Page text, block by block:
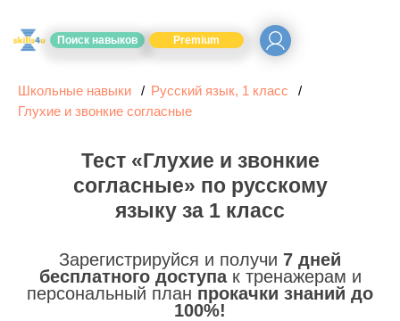
Поиск навыков Premium
Школьные навыки
Русский язык, 1 класс
Глухие и звонкие согласные
Тест «Глухие и звонкие
согласные» по русскому
языку за 1 класс
Зарегистрируйся и получи 7 дней
бесплатного доступак тренажерам и
персональный план прокачки знаний до
100%!